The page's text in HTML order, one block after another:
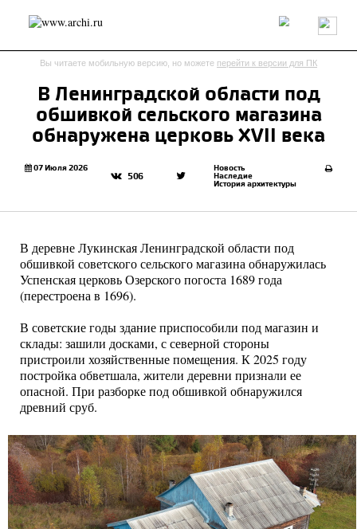
Россия Мир Технологии Интерьер Пресса
Архитекторы
send.project Анонсы конкурсов
Блог
Интервью Исследование
Мнение
Обзор
Объект
Результаты конкурса
Архитектура
Выставка
Эко
Вы читаете мобильную версию, но можете перейти к версии для ПК
В Ленинградской области под
обшивкой сельского магазина
обнаружена церковь XVII века
07 Июля 2026
506
Новость
Наследие
История архитектуры
В деревне Лукинская Ленинградской области под
обшивкой советского сельского магазина обнаружилась
Успенская церковь Озерского погоста 1689 года
(перестроена в 1696).
В советские годы здание приспособили под магазин и
склады: зашили досками, с северной стороны
пристроили хозяйственные помещения. К 2025 году
постройка обветшала, жители деревни признали ее
опасной. При разборке под обшивкой обнаружился
древний сруб.